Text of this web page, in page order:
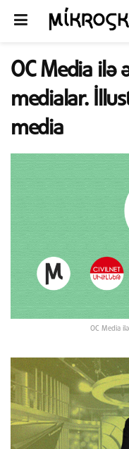
OC Media ilə
medialar.
media
OC Media